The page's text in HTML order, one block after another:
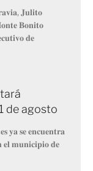
𝐉𝐮𝐥𝐢𝐭𝐨
𝐁𝐨𝐧𝐢𝐭𝐨
𝐝𝐞
de agosto
𝐲𝐚 𝐬𝐞 𝐞𝐧𝐜𝐮𝐞𝐧𝐭𝐫𝐚
𝐦𝐮𝐧𝐢𝐜𝐢𝐩𝐢𝐨 𝐝𝐞